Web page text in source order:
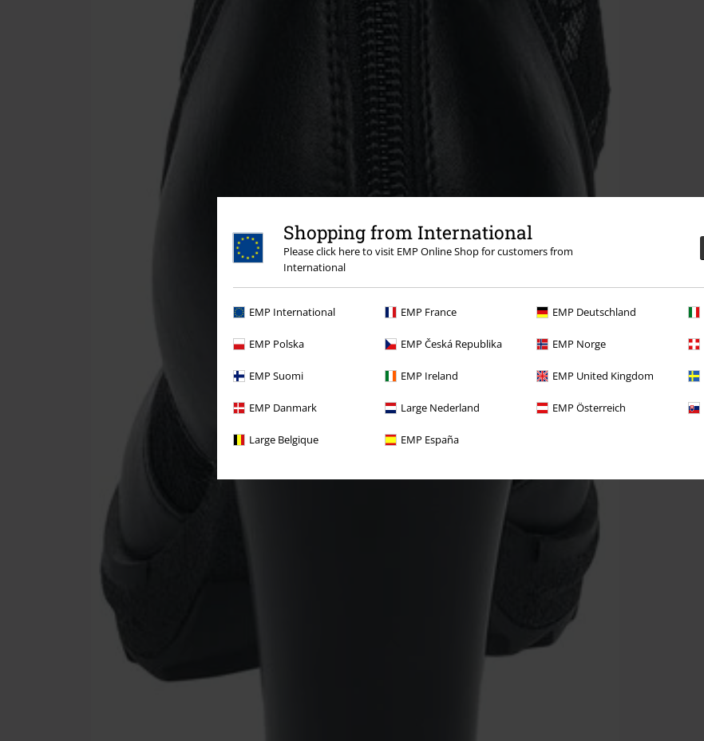
Shopping from International
Please click here to visit EMP Online Shop for customers from
International
EMP International EMP France EMP Deutschland
EMP Polska EMP Česká Republika EMP Norge
EMP Suomi EMP Ireland EMP United Kingdom
EMP Danmark Large Nederland EMP Österreich
Large Belgique EMP España